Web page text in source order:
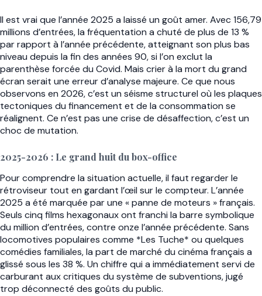
Il est vrai que l’année 2025 a laissé un goût amer. Avec 156,79
millions d’entrées, la fréquentation a chuté de plus de 13 %
par rapport à l’année précédente, atteignant son plus bas
niveau depuis la fin des années 90, si l’on exclut la
parenthèse forcée du Covid. Mais crier à la mort du grand
écran serait une erreur d’analyse majeure. Ce que nous
observons en 2026, c’est un séisme structurel où les plaques
tectoniques du financement et de la consommation se
réalignent. Ce n’est pas une crise de désaffection, c’est un
choc de mutation.
2025-2026 : Le grand huit du box-office
Pour comprendre la situation actuelle, il faut regarder le
rétroviseur tout en gardant l’œil sur le compteur. L’année
2025 a été marquée par une « panne de moteurs » français.
Seuls cinq films hexagonaux ont franchi la barre symbolique
du million d’entrées, contre onze l’année précédente. Sans
locomotives populaires comme *Les Tuche* ou quelques
comédies familiales, la part de marché du cinéma français a
glissé sous les 38 %. Un chiffre qui a immédiatement servi de
carburant aux critiques du système de subventions, jugé
trop déconnecté des goûts du public.